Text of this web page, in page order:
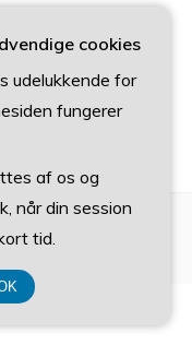
cookies
udelukkende for
fungerer
af os og
når din session
tid.